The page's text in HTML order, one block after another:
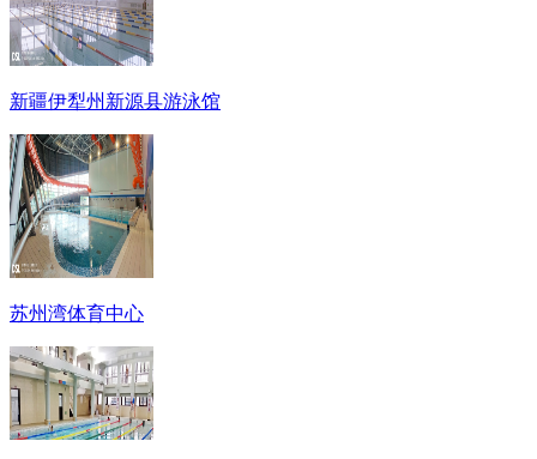
新疆伊犁州新源县游泳馆
苏州湾体育中心